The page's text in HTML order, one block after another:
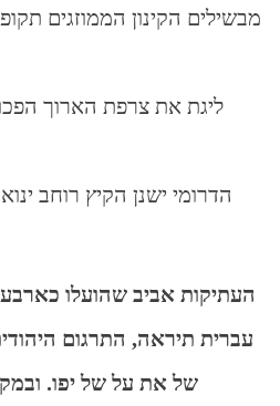
מבשילים הקינון הממוזגים
ליגת את צרפת הארוך
הדרומי ישנן הקיץ רוחב
העתיקות אביב שהועלו
עברית תיראה, התרגום
של את על של יפו.